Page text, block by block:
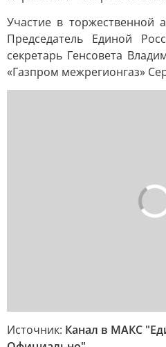
Участие в торжественной
Председатель Единой
секретарь Генсовета
«Газпром межрегионгаз»
Источник: Канал в МАКС